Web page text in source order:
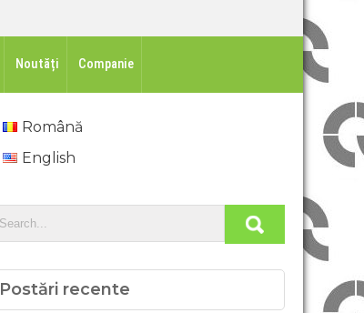
Noutăți Companie
Română
English
Postări recente